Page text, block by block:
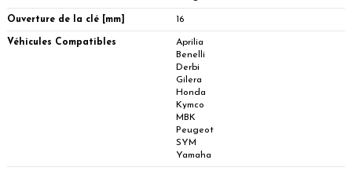
Ouverture de la clé [mm] 16
Véhicules Compatibles
Aprilia
Benelli
Derbi
Gilera
Honda
Kymco
MBK
Peugeot
SYM
Yamaha